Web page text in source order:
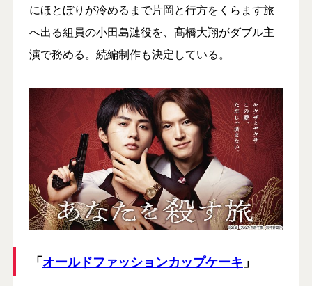
にほとぼりが冷めるまで片岡と行方をくらます旅
へ出る組員の小田島漣役を、髙橋大翔がダブル主
演で務める。続編制作も決定している。
「オールドファッションカップケーキ 」